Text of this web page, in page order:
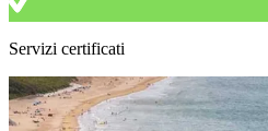
Servizi certificati